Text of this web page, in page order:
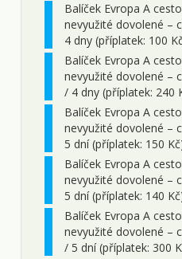
Balíček Evropa A
nevyužité dovolené –
4 dny (příplatek: 100
Balíček Evropa A
nevyužité dovolené –
/ 4 dny (příplatek: 240
Balíček Evropa A
nevyužité dovolené –
5 dní (příplatek: 150
Balíček Evropa A
nevyužité dovolené –
5 dní (příplatek: 140
Balíček Evropa A
nevyužité dovolené –
/ 5 dní (příplatek: 300